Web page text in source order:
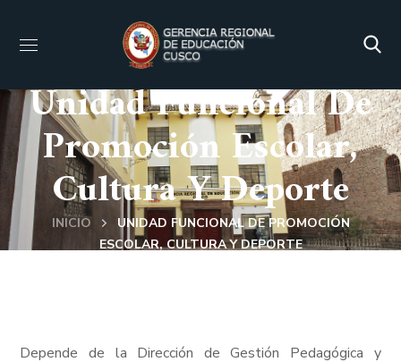
Unidad Funcional De
Promoción Escolar,
Cultura Y Deporte
INICIO
UNIDAD FUNCIONAL DE PROMOCIÓN
ESCOLAR, CULTURA Y DEPORTE
Depende de la Dirección de Gestión Pedagógica y